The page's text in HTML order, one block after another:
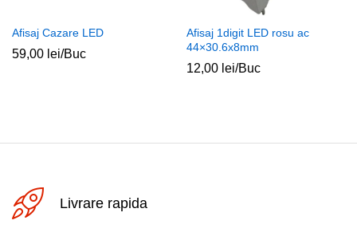
Afisaj Cazare LED
59,00 lei/Buc
Afisaj 1digit LED rosu ac
44×30.6x8mm
12,00 lei/Buc
Livrare rapida